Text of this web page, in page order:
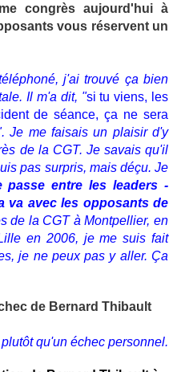
congrès aujourd'hui à
vous réservent un
j'ai trouvé ça bien
Il m'a dit, "si tu viens, les
de séance, ça ne sera
Je me faisais un plaisir d'y
de la CGT. Je savais qu'il
pas surpris, mais déçu. Je
passe entre les leaders -
va avec les opposants de
de la CGT à Montpellier, en
en 2006, je me suis fait
je ne peux pas y aller. Ça
de Bernard Thibault
plutôt qu'un échec personnel.